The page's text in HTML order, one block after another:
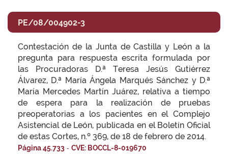
PE/08/004902-3
Contestación de la Junta de Castilla y León a la
pregunta para respuesta escrita formulada por
las Procuradoras D.ª Teresa Jesús Gutiérrez
Álvarez, D.ª María Ángela Marqués Sánchez y D.ª
María Mercedes Martín Juárez, relativa a tiempo
de espera para la realización de pruebas
preoperatorias a los pacientes en el Complejo
Asistencial de León, publicada en el Boletín Oficial
de estas Cortes, n.º 369, de 18 de febrero de 2014.
Página 45.733 - CVE: BOCCL-8-019670